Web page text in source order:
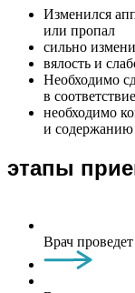
Изменился
или пропал
сильно
вялость и
Необходимо
в
необходимо
и
этапы
Врач